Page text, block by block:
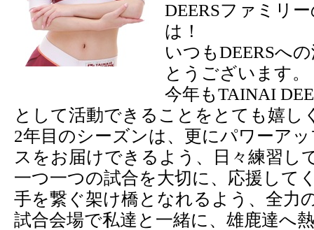
DEERSファミリ
は！
いつもDEERSへ
とうございます。
今年もTAINAI
として活動できることをとても嬉し
2年目のシーズンは、更にパワーア
スをお届けできるよう、日々練習し
一つ一つの試合を大切に、応援して
手を繋ぐ架け橋となれるよう、全力
試合会場で私達と一緒に、雄鹿達へ